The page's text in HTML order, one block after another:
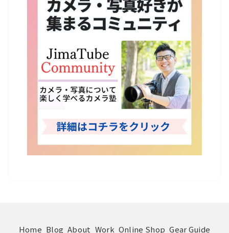
Home Blog About Work Online Shop Gear Guide